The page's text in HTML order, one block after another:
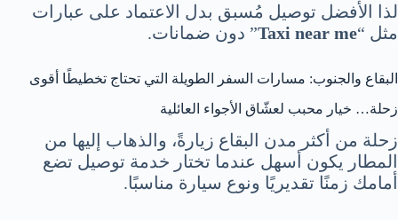
لذا الأفضل توصيل مُسبق بدل الاعتماد على عبارات
مثل “Taxi near me” دون ضمانات.
البقاع والجنوب: مسارات السفر الطويلة التي تحتاج تخطيطًا أقوى
زحلة… خيار محبب لعشّاق الأجواء العائلية
زحلة من أكثر مدن البقاع زيارةً، والذهاب إليها من
المطار يكون أسهل عندما تختار خدمة توصيل تضع
أمامك زمنًا تقديريًا ونوع سيارة مناسبًا.